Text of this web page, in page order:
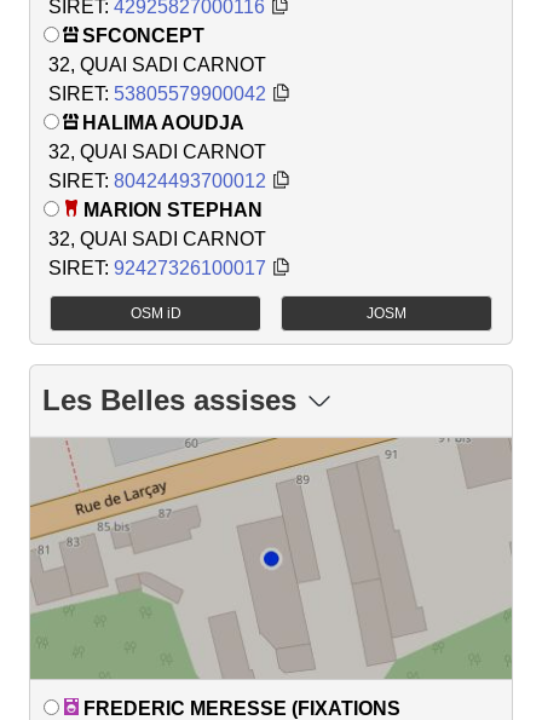
SIRET: 42925827000116
SFCONCEPT
32, QUAI SADI CARNOT
SIRET: 53805579900042
HALIMA AOUDJA
32, QUAI SADI CARNOT
SIRET: 80424493700012
MARION STEPHAN
32, QUAI SADI CARNOT
SIRET: 92427326100017
OSM iD JOSM
Les Belles assises
FREDERIC MERESSE (FIXATIONS